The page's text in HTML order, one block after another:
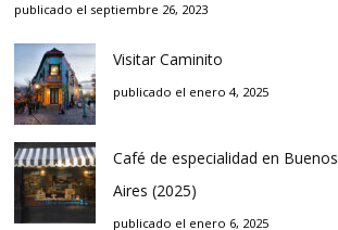
publicado el septiembre 26, 2023
Visitar Caminito
publicado el enero 4, 2025
Café de especialidad en Buenos
Aires (2025)
publicado el enero 6, 2025